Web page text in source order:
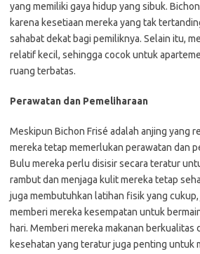
yang memiliki gaya hidup yang sibuk.
karena kesetiaan mereka yang tak
sahabat dekat bagi pemiliknya. Selain itu,
relatif kecil, sehingga cocok untuk
ruang terbatas.
Perawatan dan Pemeliharaan
Meskipun Bichon Frisé adalah anjing yang
mereka tetap memerlukan perawatan dan
Bulu mereka perlu disisir secara teratur
rambut dan menjaga kulit mereka tetap
juga membutuhkan latihan fisik yang
memberi mereka kesempatan untuk
hari. Memberi mereka makanan berkualitas
kesehatan yang teratur juga penting untuk